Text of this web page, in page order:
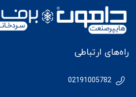
راه‌های ارتباطی
02191005782